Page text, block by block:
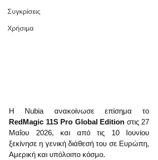
Συγκρίσεις
Χρήσιμα
RedMagic 11S Pro Global Edition στις 27
Μαΐου 2026, και από τις 10 Ιουνίου
ξεκίνησε η γενική διάθεσή του σε Ευρώπη,
Αμερική και υπόλοιπο κόσμο.